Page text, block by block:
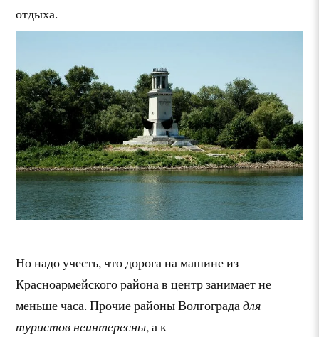
отдыха.
Но надо учесть, что дорога на машине из
Красноармейского района в центр занимает не
меньше часа. Прочие районы Волгоградадля
туристов неинтересны, а к